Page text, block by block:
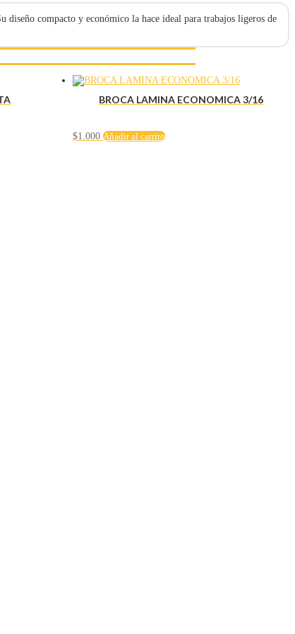
diseño compacto y económico la hace ideal para trabajos ligeros de
BROCA LAMINA ECONOMICA 3/16
$1.000 Añadir al carrito